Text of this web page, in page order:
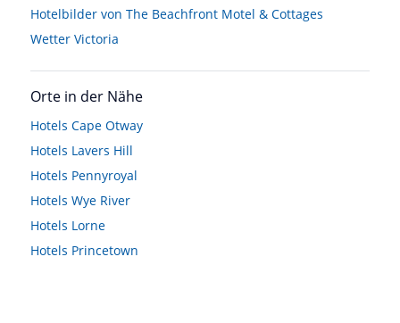
Hotelbilder von The Beachfront Motel & Cottages
Wetter Victoria
Orte in der Nähe
Hotels Cape Otway
Hotels Lavers Hill
Hotels Pennyroyal
Hotels Wye River
Hotels Lorne
Hotels Princetown